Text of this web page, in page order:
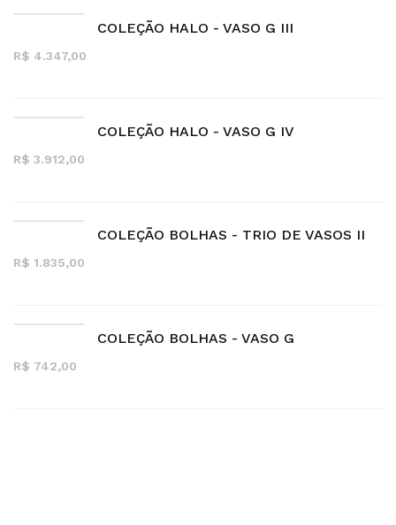
COLEÇÃO HALO - VASO G III
R$ 4.347,00
COLEÇÃO HALO - VASO G IV
R$ 3.912,00
COLEÇÃO BOLHAS - TRIO DE VASOS II
R$ 1.835,00
COLEÇÃO BOLHAS - VASO G
R$ 742,00